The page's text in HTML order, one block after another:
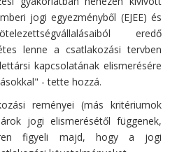
jogi egyezményből (EJEE) és
eredő
lenne a csatlakozási tervben
kapcsolatának elismerésére
- tette hozzá.
reményei (más kritériumok
jogi elismerésétől függenek,
figyeli majd, hogy a jogi